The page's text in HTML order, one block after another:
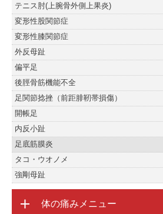
テニス肘(上腕骨外側上果炎)
変形性股関節症
変形性膝関節症
外反母趾
偏平足
後脛骨筋機能不全
足関節捻挫（前距腓靭帯損傷）
開帳足
内反小趾
足底筋膜炎
タコ・ウオノメ
強剛母趾
体の痛みメニュー